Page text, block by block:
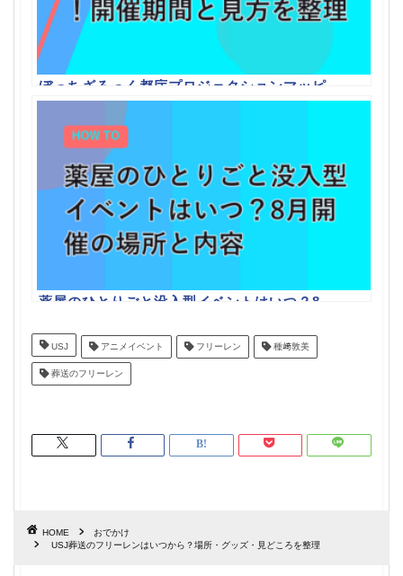
ぼっちざろっく都庁プロジェクションマッピ
ング！開催期間と見方を整理
薬屋のひとりごと没入型イベントはいつ？8
USJ アニメイベント フリーレン 種﨑敦美
葬送のフリーレン
HOME
おでかけ
USJ葬送のフリーレンはいつから？場所・グッズ・見どころを整理